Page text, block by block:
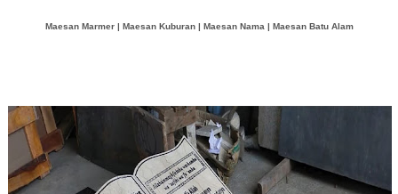
Maesan Marmer | Maesan Kuburan | Maesan Nama | Maesan Batu Alam